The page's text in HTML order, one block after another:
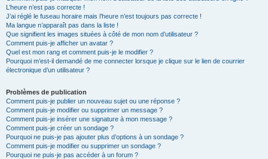
L’heure n’est pas correcte !
J’ai réglé le fuseau horaire mais l’heure n’est toujours pas correcte !
Ma langue n’apparaît pas dans la liste !
Que signifient les images situées à côté de mon nom d’utilisateur ?
Comment puis-je afficher un avatar ?
Quel est mon rang et comment puis-je le modifier ?
Pourquoi m’est-il demandé de me connecter lorsque je clique sur le lien de courrier
électronique d’un utilisateur ?
Problèmes de publication
Comment puis-je publier un nouveau sujet ou une réponse ?
Comment puis-je modifier ou supprimer un message ?
Comment puis-je insérer une signature à mon message ?
Comment puis-je créer un sondage ?
Pourquoi ne puis-je pas ajouter plus d’options à un sondage ?
Comment puis-je modifier ou supprimer un sondage ?
Pourquoi ne puis-je pas accéder à un forum ?